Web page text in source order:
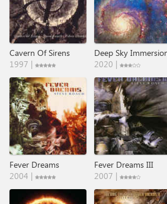
Cavern Of Sirens
1997 |
Deep Sky
2020 |
Fever Dreams
2004 |
Fever Dreams III
2007 |